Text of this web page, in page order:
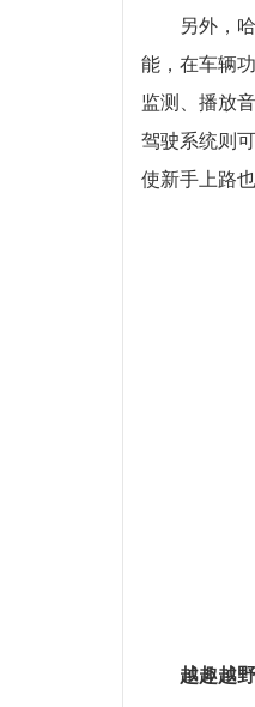
另外，
能，在车辆
监测、播放
驾驶系统则
使新手上路
越趣越